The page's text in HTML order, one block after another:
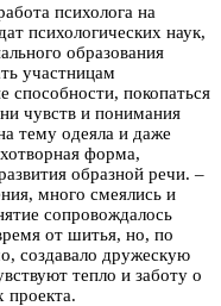
психолога на
психологических наук,
образования
участницам
способности, покопаться
чувств и понимания
тему одеяла и даже
форма,
образной речи. –
много смеялись и
сопровождалось
от шитья, но, по
создавало дружескую
тепло и заботу о
проекта.